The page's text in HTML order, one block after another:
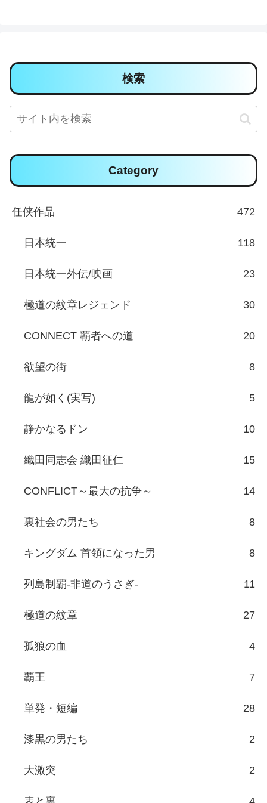
検索
Category
任侠作品 472
日本統一 118
日本統一外伝/映画 23
極道の紋章レジェンド 30
CONNECT 覇者への道 20
欲望の街 8
龍が如く(実写) 5
静かなるドン 10
織田同志会 織田征仁 15
CONFLICT～最大の抗争～ 14
裏社会の男たち 8
キングダム 首領になった男 8
列島制覇-非道のうさぎ- 11
極道の紋章 27
孤狼の血 4
覇王 7
単発・短編 28
漆黒の男たち 2
大激突 2